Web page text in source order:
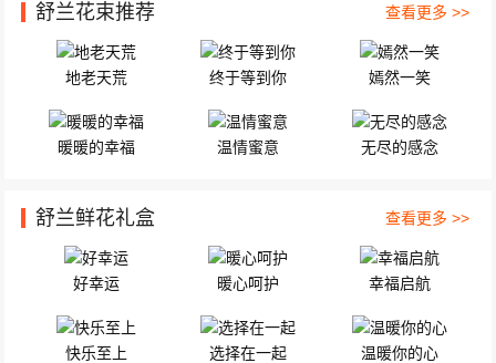
舒兰花束推荐 查看更多 >>
地老天荒 终于等到你 嫣然一笑
暖暖的幸福 温情蜜意 无尽的感念
舒兰鲜花礼盒 查看更多 >>
好幸运 暖心呵护 幸福启航
快乐至上 选择在一起 温暖你的心